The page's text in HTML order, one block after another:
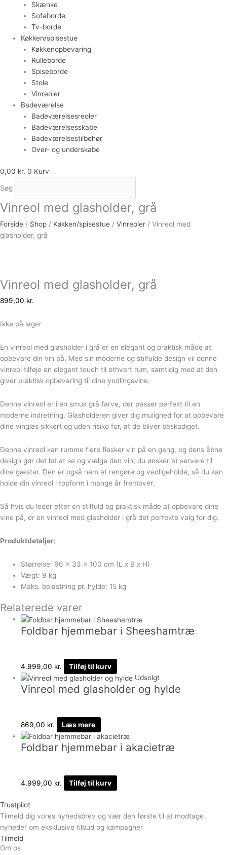
Skænke
Sofaborde
Tv-borde
Køkken/spisestue
Køkkenopbevaring
Rulleborde
Spiseborde
Stole
Vinreoler
Badeværelse
Badeværelsesreoler
Badeværelsesskabe
Badeværelsestilbehør
Over- og underskabe
0,00 kr. 0 Kurv
Søg
Vinreol med glasholder, grå
Forside / Shop / Køkken/spisestue / Vinreoler / Vinreol med
glasholder, grå
Vinreol med glasholder, grå
899,00 kr.
Ikke på lager
En vinreol med glasholder i grå er en elegant og praktisk måde at
opbevare din vin på. Med sin moderne og stilfulde design vil denne
vinreol tilføje en elegant touch til ethvert rum, samtidig med at den
giver praktisk opbevaring til dine yndlingsvine.
Denne vinreol er i en smuk grå farve, der passer perfekt til en
moderne indretning. Glasholderen giver dig mulighed for at opbevare
dine vinglas sikkert og uden risiko for, at de bliver beskadiget.
Denne vinreol kan rumme flere flasker vin på en gang, og dens åbne
design gør det let at se og vælge den vin, du ønsker at servere til
dine gæster. Den er også nem at rengøre og vedligeholde, så du kan
holde din vinreol i topform i mange år fremover.
Så hvis du leder efter en stilfuld og praktisk måde at opbevare dine
vine på, er en vinreol med glasholder i grå det perfekte valg for dig.
Produktdetaljer:
Størrelse: 66 x 33 x 100 cm (L x B x H)
Vægt: 9 kg
Maks. belastning pr. hylde: 15 kg
Relaterede varer
Foldbar hjemmebar i Sheeshamtræ
4.999,00 kr.
Tilføj til kurv
Udsolgt
Vinreol med glasholder og hylde
869,00 kr. Læs mere
Foldbar hjemmebar i akacietræ
4.999,00 kr. Tilføj til kurv
Trustpilot
Tilmeld dig vores nyhedsbrev og vær den første til at modtage
nyheder om eksklusive tilbud og kampagner
Tilmeld
Om os